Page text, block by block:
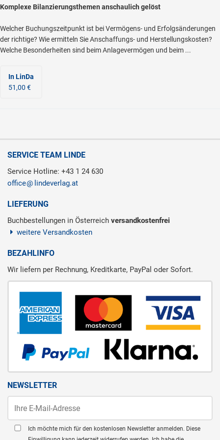
Komplexe Bilanzierungsthemen anschaulich gelöst
Welcher Buchungszeitpunkt ist bei Vermögens- und Erfolgsänderungen
der richtige? Wie ermitteln Sie Anschaffungs- und Herstellungskosten?
Welche Besonderheiten sind beim Anlagevermögen und beim ...
In LinDa
51,00 €
SERVICE TEAM LINDE
Service Hotline: +43 1 24 630
office
lindeverlag.at
LIEFERUNG
Buchbestellungen in Österreich versandkostenfrei
weitere Versandkosten
BEZAHLINFO
Wir liefern per Rechnung, Kreditkarte, PayPal oder Sofort.
NEWSLETTER
Ich möchte mich für den kostenlosen Newsletter anmelden. Diese